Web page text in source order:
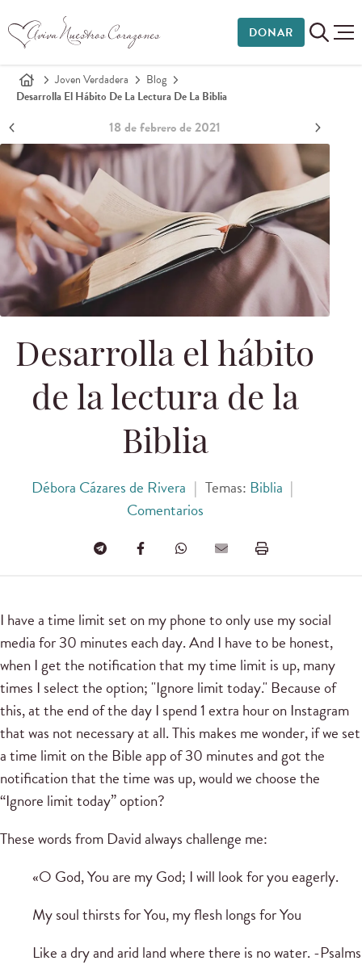
DONAR
Joven Verdadera
Blog
Desarrolla El Hábito De La Lectura De La Biblia
18 de febrero de 2021
Desarrolla el hábito
de la lectura de la
Biblia
Débora Cázares de Rivera | Temas: Biblia |
Comentarios
I have a time limit set on my phone to only use my social
media for 30 minutes each day.And I have to be honest,
when I get the notification that my time limit is up, many
times I select the option; "Ignore limit today." Because of
this, at the end of the day I spend 1 extra hour on Instagram
that was not necessary at all.This makes me wonder, if we set
a time limit on the Bible app of 30 minutes and got the
notification that the time was up, would we choose the
“Ignore limit today” option?
These words from David always challenge me:
«O God, You are my God; I will look for you eagerly.
My soul thirsts for You, my flesh longs for You
Like a dry and arid land where there is no water. -Psalms